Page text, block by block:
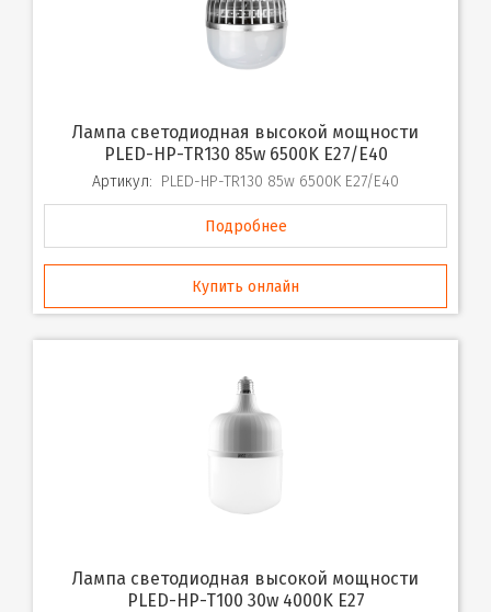
Лампа светодиодная высокой мощности
PLED-HP-TR130 85w 6500K E27/E40
Артикул: PLED-HP-TR130 85w 6500K E27/E40
Подробнее
Купить онлайн
Лампа светодиодная высокой мощности
PLED-HP-T100 30w 4000K E27